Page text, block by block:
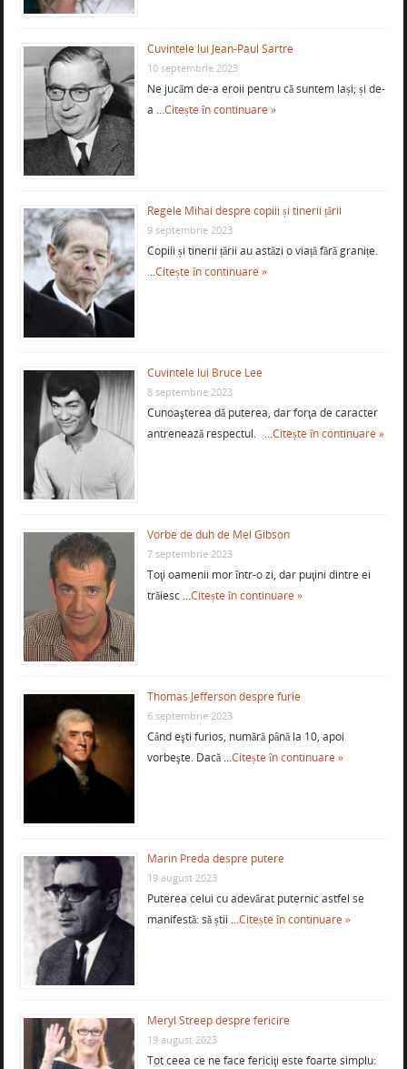
Cuvintele lui Jean-Paul Sartre
10 septembrie 2023
Ne jucăm de-a eroii pentru că suntem lași; și de-
a …Citește în continuare »
Regele Mihai despre copiii și tinerii țării
9 septembrie 2023
Copiii și tinerii țării au astăzi o viață fără granițe.
…Citește în continuare »
Cuvintele lui Bruce Lee
8 septembrie 2023
Cunoaşterea dă puterea, dar forţa de caracter
antrenează respectul. …Citește în continuare »
Vorbe de duh de Mel Gibson
7 septembrie 2023
Toţi oamenii mor într-o zi, dar puţini dintre ei
trăiesc …Citește în continuare »
Thomas Jefferson despre furie
6 septembrie 2023
Când eşti furios, numără până la 10, apoi
vorbeşte. Dacă …Citește în continuare »
Marin Preda despre putere
19 august 2023
Puterea celui cu adevărat puternic astfel se
manifestă: să știi …Citește în continuare »
Meryl Streep despre fericire
19 august 2023
Tot ceea ce ne face fericiţi este foarte simplu: